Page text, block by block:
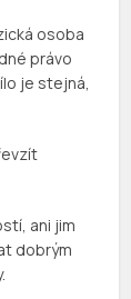
osoba
právo
je stejná,
ani jim
dobrým